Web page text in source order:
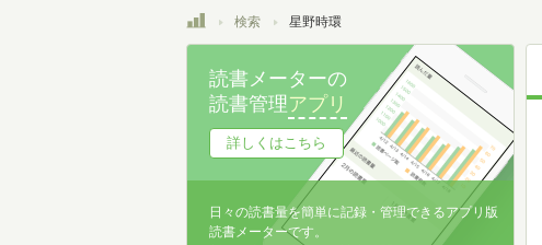
トップ検索 星野時環
読書メーターの
読書管理アプリ
詳しくはこちら
日々の読書量を簡単に記録・管理できるアプリ版
読書メーターです。